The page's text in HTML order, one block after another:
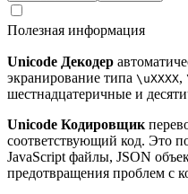
Полезная информация
Unicode Декодер
экранирование типа \uXXXX,
шестнадцатеричные и
Unicode Кодировщик
соответствующий код. Это
JavaScript файлы, JSON
предотвращения проблем с